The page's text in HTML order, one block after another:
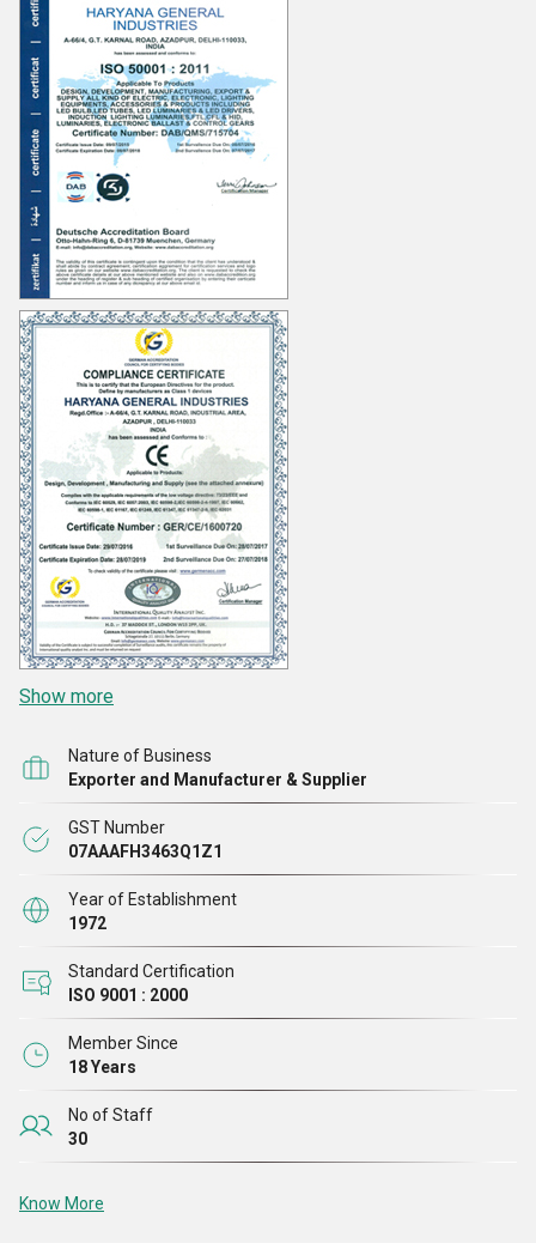
Show more
Nature of Business
Exporter and Manufacturer & Supplier
GST Number
07AAAFH3463Q1Z1
Year of Establishment
1972
Standard Certification
ISO 9001 : 2000
Member Since
18 Years
No of Staff
30
Know More